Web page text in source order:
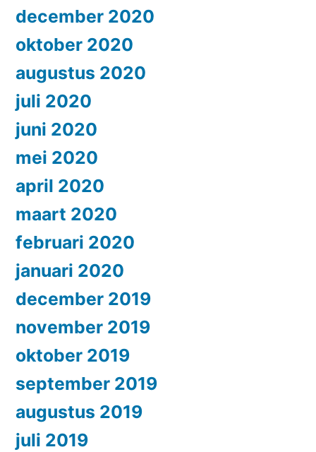
december 2020
oktober 2020
augustus 2020
juli 2020
juni 2020
mei 2020
april 2020
maart 2020
februari 2020
januari 2020
december 2019
november 2019
oktober 2019
september 2019
augustus 2019
juli 2019